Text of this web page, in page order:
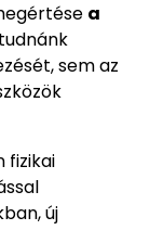
a
sem az
fizikai
új